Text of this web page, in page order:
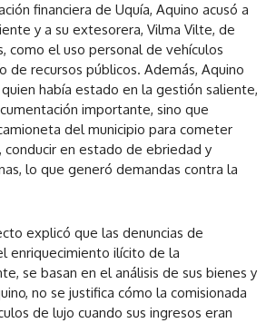
financiera de Uquía, Aquino acusó a
y a su extesorera, Vilma Vilte, de
como el uso personal de vehículos
de recursos públicos. Además, Aquino
había estado en la gestión saliente,
importante, sino que
del municipio para cometer
en estado de ebriedad y
lo que generó demandas contra la
explicó que las denuncias de
enriquecimiento ilícito de la
se basan en el análisis de sus bienes y
no se justifica cómo la comisionada
de lujo cuando sus ingresos eran